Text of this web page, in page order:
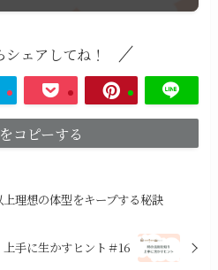
シェアしてね！
コピーする
理想の体型をキープする秘訣
手に生かすヒント＃16